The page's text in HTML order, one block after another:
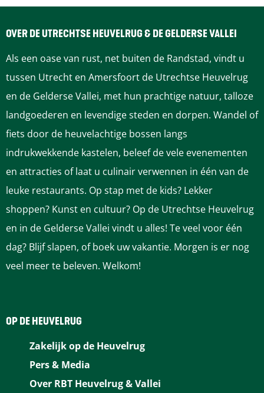
OVER DE UTRECHTSE HEUVELRUG & DE GELDERSE VALLEI
Als een oase van rust, net buiten de Randstad, vindt u
tussen Utrecht en Amersfoort de Utrechtse Heuvelrug
en de Gelderse Vallei, met hun prachtige natuur, talloze
landgoederen en levendige steden en dorpen. Wandel of
fiets door de heuvelachtige bossen langs
indrukwekkende kastelen, beleef de vele evenementen
en attracties of laat u culinair verwennen in één van de
leuke restaurants. Op stap met de kids? Lekker
shoppen? Kunst en cultuur? Op de Utrechtse Heuvelrug
en in de Gelderse Vallei vindt u alles! Te veel voor één
dag? Blijf slapen, of boek uw vakantie. Morgen is er nog
veel meer te beleven. Welkom!
OP DE HEUVELRUG
Zakelijk op de Heuvelrug
Pers & Media
Over RBT Heuvelrug & Vallei